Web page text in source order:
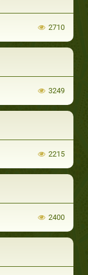
2710
3249
2215
2400